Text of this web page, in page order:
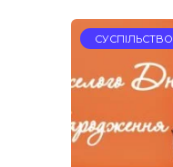
СУСПІЛЬСТВО